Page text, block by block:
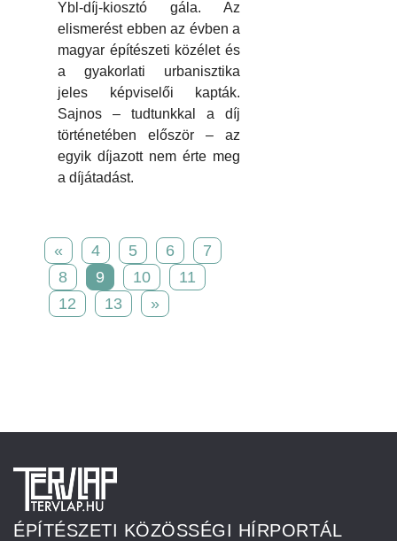
Ybl-díj-kiosztó gála. Az
elismerést ebben az évben a
magyar építészeti közélet és
a gyakorlati urbanisztika
jeles képviselői kapták.
Sajnos – tudtunkkal a díj
történetében először – az
egyik díjazott nem érte meg
a díjátadást.
« 4 5 6
7
8
9 10
11
12
13 »
ÉPÍTÉSZETI KÖZÖSSÉGI HÍRPORTÁL